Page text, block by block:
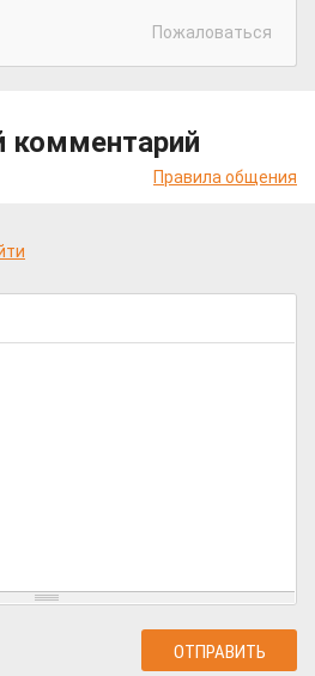
Пожаловаться
комментарий
Правила общения